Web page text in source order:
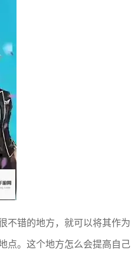
不错的地方，就可以将其作为
点。这个地方怎么会提高自己